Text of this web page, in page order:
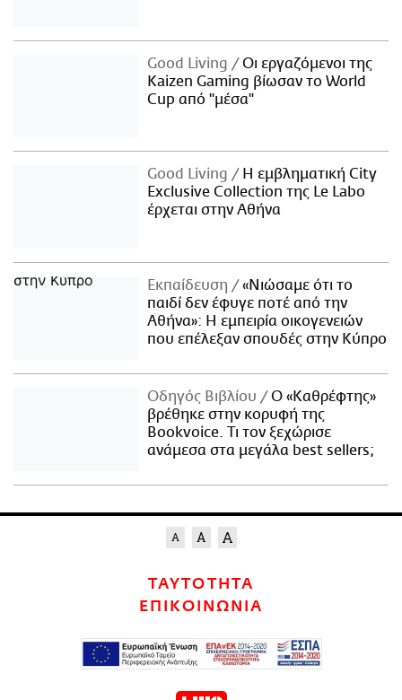
Good Living
Οι εργαζόμενοι της
Kaizen Gaming βίωσαν το World
Cup από "μέσα"
Good Living
Η εμβληματική City
Exclusive Collection της Le Labo
έρχεται στην Αθήνα
Εκπαίδευση
«Νιώσαμε ότι το
παιδί δεν έφυγε ποτέ από την
Αθήνα»: Η εμπειρία οικογενειών
που επέλεξαν σπουδές στην Κύπρο
Οδηγός Βιβλίου
Ο «Καθρέφτης»
βρέθηκε στην κορυφή της
Bookvoice. Τι τον ξεχώρισε
ανάμεσα στα μεγάλα best sellers;
ΤΑΥΤΟΤΗΤΑ
ΕΠΙΚΟΙΝΩΝΙΑ